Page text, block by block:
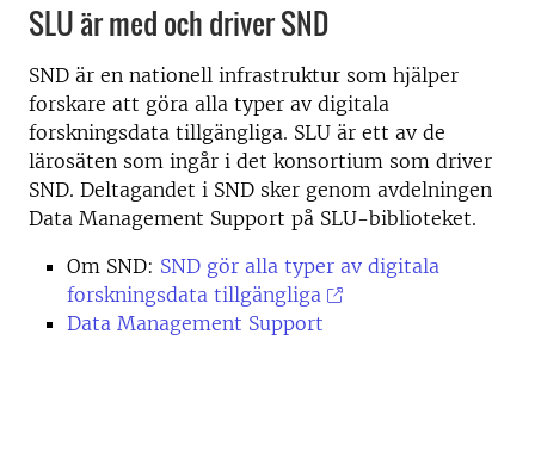
SLU är med och driver SND
SND är en nationell infrastruktur som hjälper
forskare att göra alla typer av digitala
forskningsdata tillgängliga. SLU är ett av de
lärosäten som ingår i det konsortium som driver
SND. Deltagandet i SND sker genom avdelningen
Data Management Support på SLU-biblioteket.
Om SND: SND gör alla typer av digitala
forskningsdata tillgängliga
Data Management Support